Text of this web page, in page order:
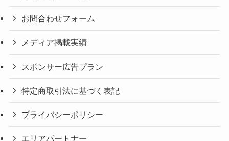
お問合わせフォーム
メディア掲載実績
スポンサー広告プラン
特定商取引法に基づく表記
プライバシーポリシー
エリアパートナー